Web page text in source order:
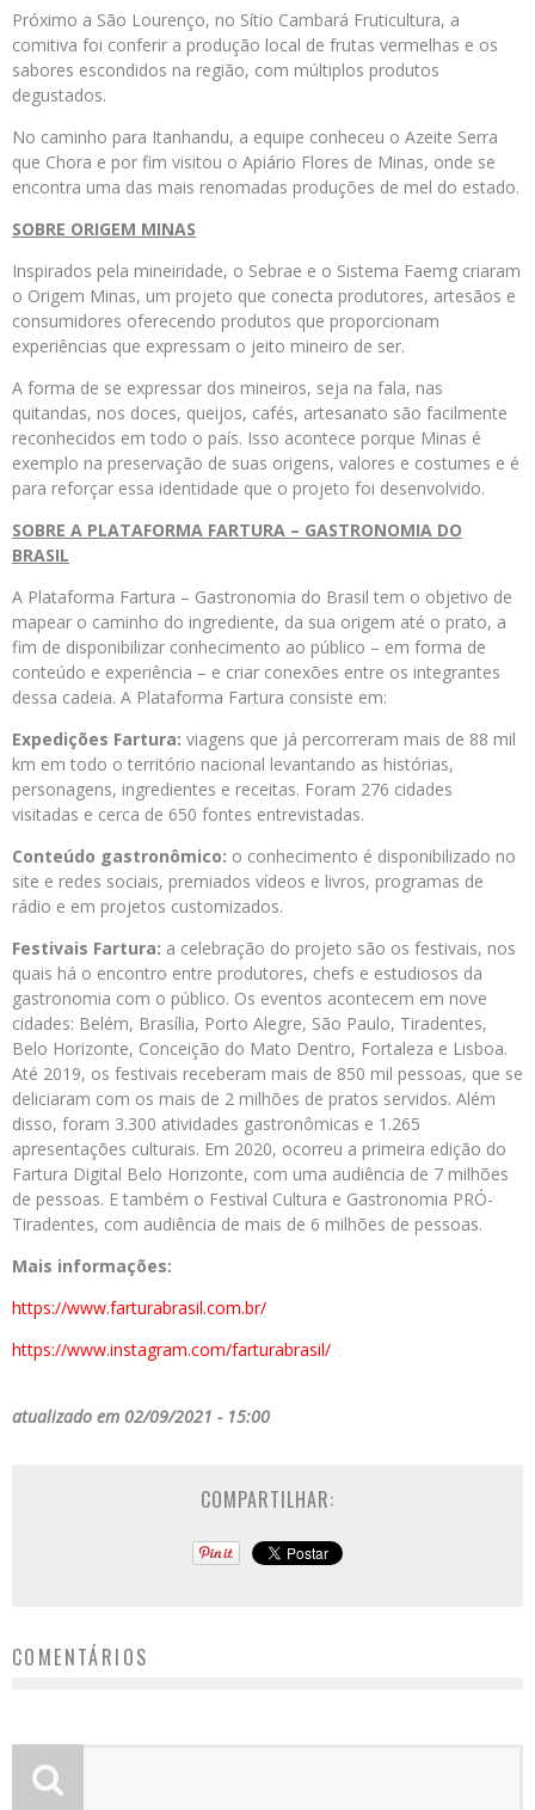
Próximo a São Lourenço, no Sítio Cambará Fruticultura, a
comitiva foi conferir a produção local de frutas vermelhas e os
sabores escondidos na região, com múltiplos produtos
degustados.
No caminho para Itanhandu, a equipe conheceu o Azeite Serra
que Chora e por fim visitou o Apiário Flores de Minas, onde se
encontra uma das mais renomadas produções de mel do estado.
SOBRE ORIGEM MINAS
Inspirados pela mineiridade, o Sebrae e o Sistema Faemg criaram
o Origem Minas, um projeto que conecta produtores, artesãos e
consumidores oferecendo produtos que proporcionam
experiências que expressam o jeito mineiro de ser.
A forma de se expressar dos mineiros, seja na fala, nas
quitandas, nos doces, queijos, cafés, artesanato são facilmente
reconhecidos em todo o país. Isso acontece porque Minas é
exemplo na preservação de suas origens, valores e costumes e é
para reforçar essa identidade que o projeto foi desenvolvido.
SOBRE A PLATAFORMA FARTURA – GASTRONOMIA DO
BRASIL
A Plataforma Fartura – Gastronomia do Brasil tem o objetivo de
mapear o caminho do ingrediente, da sua origem até o prato, a
fim de disponibilizar conhecimento ao público – em forma de
conteúdo e experiência – e criar conexões entre os integrantes
dessa cadeia. A Plataforma Fartura consiste em:
Expedições Fartura: viagens que já percorreram mais de 88 mil
km em todo o território nacional levantando as histórias,
personagens, ingredientes e receitas. Foram 276 cidades
visitadas e cerca de 650 fontes entrevistadas.
Conteúdo gastronômico: o conhecimento é disponibilizado no
site e redes sociais, premiados vídeos e livros, programas de
rádio e em projetos customizados.
Festivais Fartura: a celebração do projeto são os festivais, nos
quais há o encontro entre produtores, chefs e estudiosos da
gastronomia com o público. Os eventos acontecem em nove
cidades: Belém, Brasília, Porto Alegre, São Paulo, Tiradentes,
Belo Horizonte, Conceição do Mato Dentro, Fortaleza e Lisboa.
Até 2019, os festivais receberam mais de 850 mil pessoas, que se
deliciaram com os mais de 2 milhões de pratos servidos. Além
disso, foram 3.300 atividades gastronômicas e 1.265
apresentações culturais. Em 2020, ocorreu a primeira edição do
Fartura Digital Belo Horizonte, com uma audiência de 7 milhões
de pessoas. E também o Festival Cultura e Gastronomia PRÓ-
Tiradentes, com audiência de mais de 6 milhões de pessoas.
Mais informações:
https://www.farturabrasil.com.br/
https://www.instagram.com/farturabrasil/
atualizado em 02/09/2021 - 15:00
COMPARTILHAR:
COMENTÁRIOS